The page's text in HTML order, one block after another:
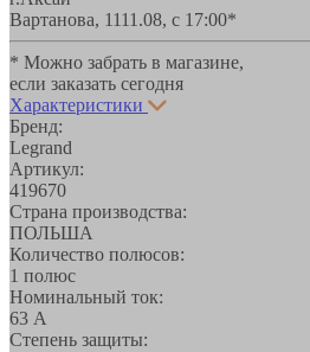
Вартанова, 1111.08, с 17:00*
* Можно забрать в магазине,
если заказать сегодня
Характеристики
Бренд:
Legrand
Артикул:
419670
Страна производства:
ПОЛЬША
Количество полюсов:
1 полюс
Номинальный ток:
63 А
Степень защиты: